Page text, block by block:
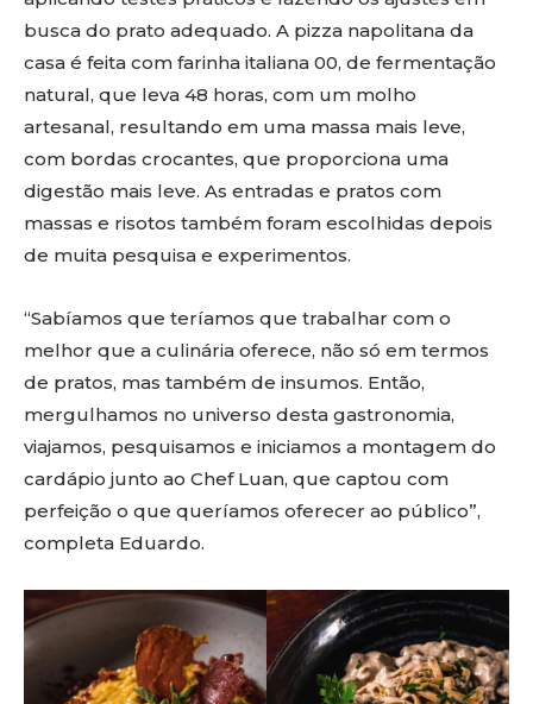
busca do prato adequado. A pizza napolitana da
casa é feita com farinha italiana 00, de fermentação
natural, que leva 48 horas, com um molho
artesanal, resultando em uma massa mais leve,
com bordas crocantes, que proporciona uma
digestão mais leve. As entradas e pratos com
massas e risotos também foram escolhidas depois
de muita pesquisa e experimentos.
“Sabíamos que teríamos que trabalhar com o
melhor que a culinária oferece, não só em termos
de pratos, mas também de insumos. Então,
mergulhamos no universo desta gastronomia,
viajamos, pesquisamos e iniciamos a montagem do
cardápio junto ao Chef Luan, que captou com
perfeição o que queríamos oferecer ao público”,
completa Eduardo.